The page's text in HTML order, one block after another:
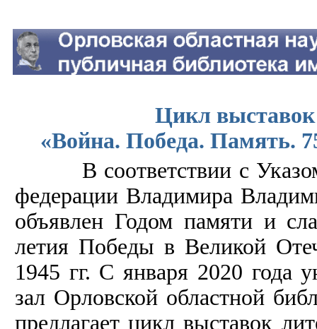
Цикл
«Война. Победа. Память.
В соответствии с Указом
федерации Владимира
объявлен Годом памяти и
летия Победы в Великой
1945 гг. С января 2020 года
зал Орловской областной
предлагает цикл выставок